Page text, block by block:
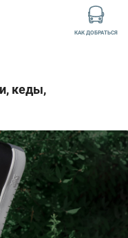
КАК ДОБРАТЬСЯ